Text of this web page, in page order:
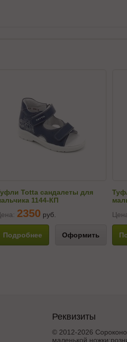
Totta сандалеты для
1144-КП
2350 руб.
Подробнее Оформить
Реквизиты
© 2012-2026
маленькой